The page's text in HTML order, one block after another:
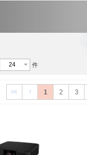
件
1 2 3